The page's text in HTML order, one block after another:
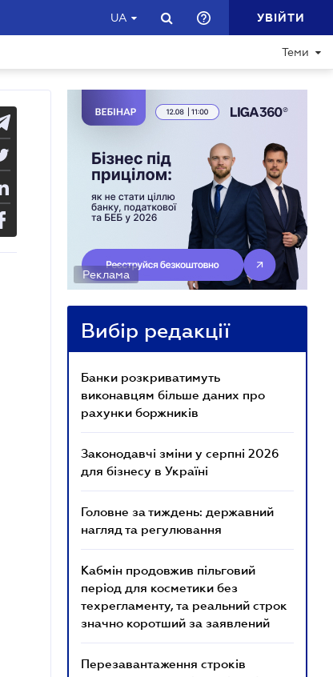
UA УВІЙТИ
Теми
Реклама
Вибір редакції
Банки розкриватимуть
виконавцям більше даних про
рахунки боржників
Законодавчі зміни у серпні 2026
для бізнесу в Україні
Головне за тиждень: державний
нагляд та регулювання
Кабмін продовжив пільговий
період для косметики без
техрегламенту, та реальний строк
значно коротший за заявлений
Перезавантаження строків